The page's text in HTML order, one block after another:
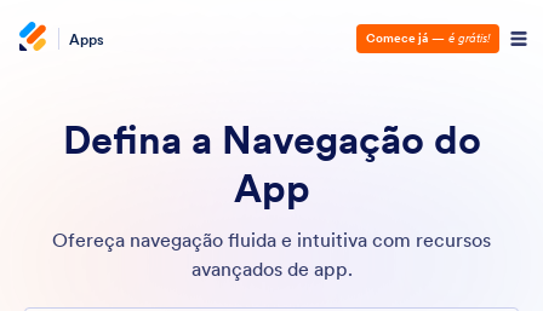
Apps Comece já — é grátis!
Defina a Navegação do
App
Ofereça navegação fluida e intuitiva com recursos
avançados de app.